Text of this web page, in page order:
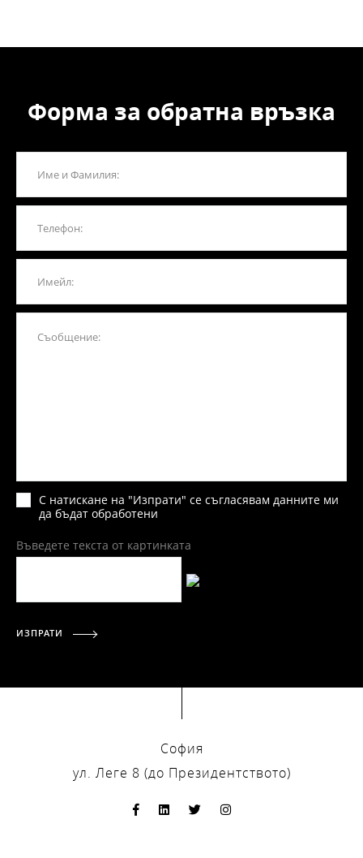
Форма за обратна връзка
С натискане на "Изпрати" се съгласявам данните ми
да бъдат обработени
Въведете текста от картинката
ИЗПРАТИ
София
ул. Леге 8 (до Президентството)